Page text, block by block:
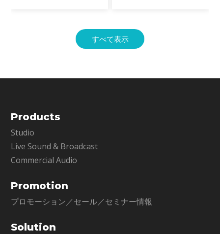
すべて表示
Products
Studio
Live Sound & Broadcast
Commercial Audio
Promotion
プロモーション／セール／セミナー情報
Solution